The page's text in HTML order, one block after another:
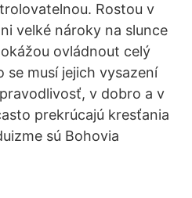
Rostou v
velké nároky na slunce
ovládnout celý
musí jejich vysazení
v dobro a v
prekrúcajú kresťania
sú Bohovia